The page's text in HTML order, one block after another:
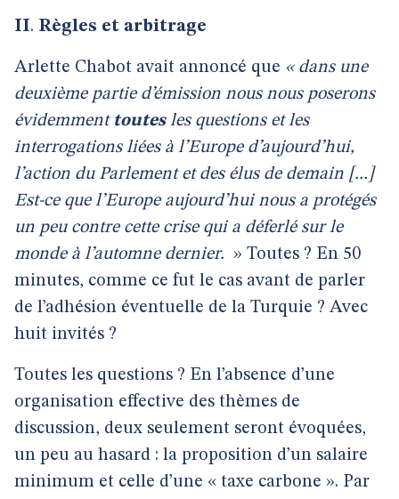
II. Règles et arbitrage
Arlette Chabot avait annoncé que « dans une
deuxième partie d’émission nous nous poserons
évidemment toutes les questions et les
interrogations liées à l’Europe d’aujourd’hui,
l’action du Parlement et des élus de demain [...]
Est-ce que l’Europe aujourd’hui nous a protégés
un peu contre cette crise qui a déferlé sur le
monde à l’automne dernier. » Toutes ? En 50
minutes, comme ce fut le cas avant de parler
de l’adhésion éventuelle de la Turquie ? Avec
huit invités ?
Toutes les questions ? En l’absence d’une
organisation effective des thèmes de
discussion, deux seulement seront évoquées,
un peu au hasard : la proposition d’un salaire
minimum et celle d’une « taxe carbone ». Par